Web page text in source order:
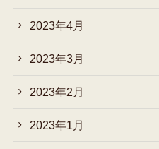
2023年4月
2023年3月
2023年2月
2023年1月